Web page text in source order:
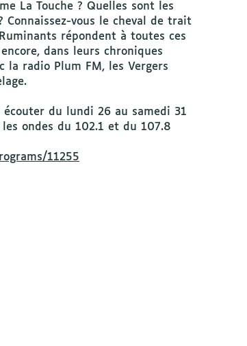
La Touche ? Quelles sont les
vous le cheval de trait
répondent à toutes ces
dans leurs chroniques
la radio Plum FM, les Vergers
écouter du lundi 26 au samedi 31
ondes du 102.1 et du 107.8
11255